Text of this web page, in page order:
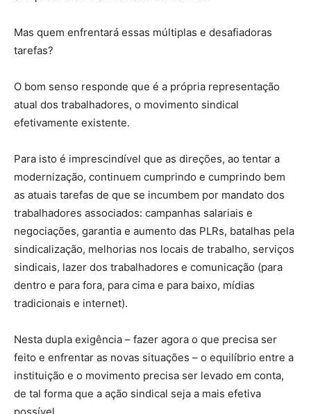
Mas quem enfrentará essas múltiplas e desafiadoras
tarefas?
O bom senso responde que é a própria representação
atual dos trabalhadores, o movimento sindical
efetivamente existente.
Para isto é imprescindível que as direções, ao tentar a
modernização, continuem cumprindo e cumprindo bem
as atuais tarefas de que se incumbem por mandato dos
trabalhadores associados: campanhas salariais e
negociações, garantia e aumento das PLRs, batalhas pela
sindicalização, melhorias nos locais de trabalho, serviços
sindicais, lazer dos trabalhadores e comunicação (para
dentro e para fora, para cima e para baixo, mídias
tradicionais e internet).
Nesta dupla exigência – fazer agora o que precisa ser
feito e enfrentar as novas situações – o equilíbrio entre a
instituição e o movimento precisa ser levado em conta,
de tal forma que a ação sindical seja a mais efetiva